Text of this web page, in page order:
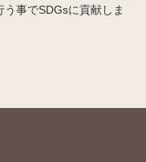
事でSDGsに貢献しま